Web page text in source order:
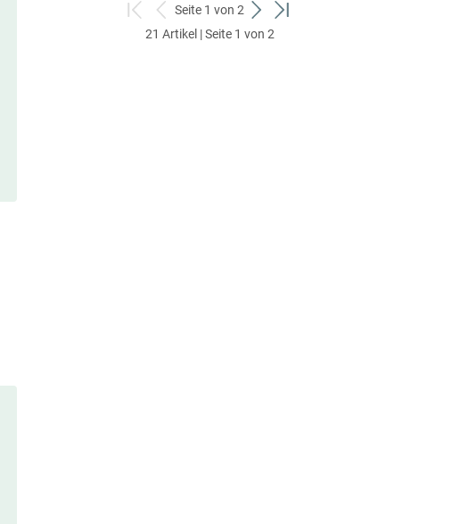
zum
ersten
zurück
zum
Seite 1 von 2
weiter
zum
zum
21 Artikel | Seite 1 von 2